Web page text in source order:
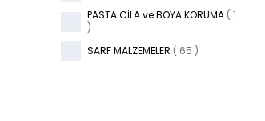
PASTA CİLA ve BOYA KORUMA ( 1
)
SARF MALZEMELER ( 65 )